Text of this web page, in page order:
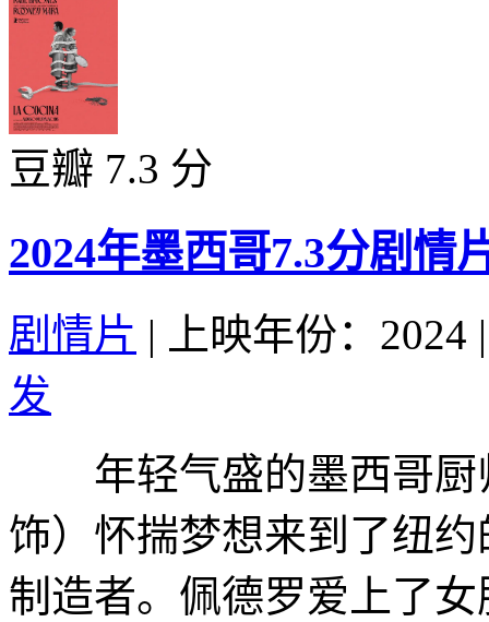
豆瓣 7.3 分
2024年墨西哥7.3分剧情
剧情片 | 上映年份：2024 |
发
年轻气盛的墨西哥厨
饰）怀揣梦想来到了纽
制造者。佩德罗爱上了